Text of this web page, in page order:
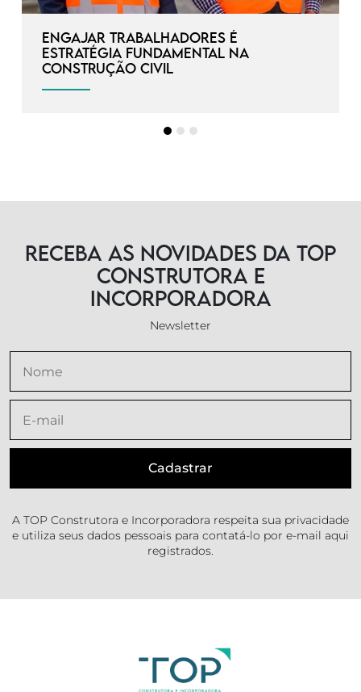
Engajar trabalhadores é
estratégia fundamental na
construção civil
Receba as novidades da TOP
Construtora e
Incorporadora
Newsletter
A TOP Construtora e Incorporadora respeita sua privacidade
e utiliza seus dados pessoais para contatá-lo por e-mail aqui
registrados.